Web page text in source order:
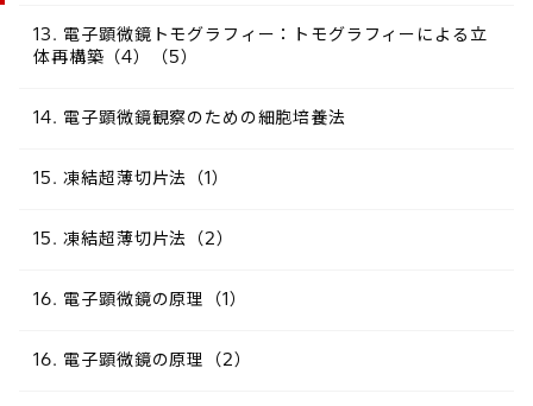
13. 電子顕微鏡トモグラフィー：トモグラフィーによる立
体再構築（4）（5）
14. 電子顕微鏡観察のための細胞培養法
15. 凍結超薄切片法（1）
15. 凍結超薄切片法（2）
16. 電子顕微鏡の原理（1）
16. 電子顕微鏡の原理（2）